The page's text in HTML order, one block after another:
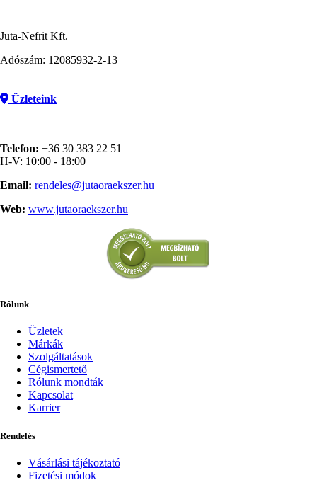
Juta-Nefrit Kft.
Adószám: 12085932-2-13
Üzleteink
Telefon: +36 30 383 22 51
H-V: 10:00 - 18:00
Email: rendeles@jutaoraekszer.hu
Web: www.jutaoraekszer.hu
Rólunk
Üzletek
Márkák
Szolgáltatások
Cégismertető
Rólunk mondták
Kapcsolat
Karrier
Rendelés
Vásárlási tájékoztató
Fizetési módok